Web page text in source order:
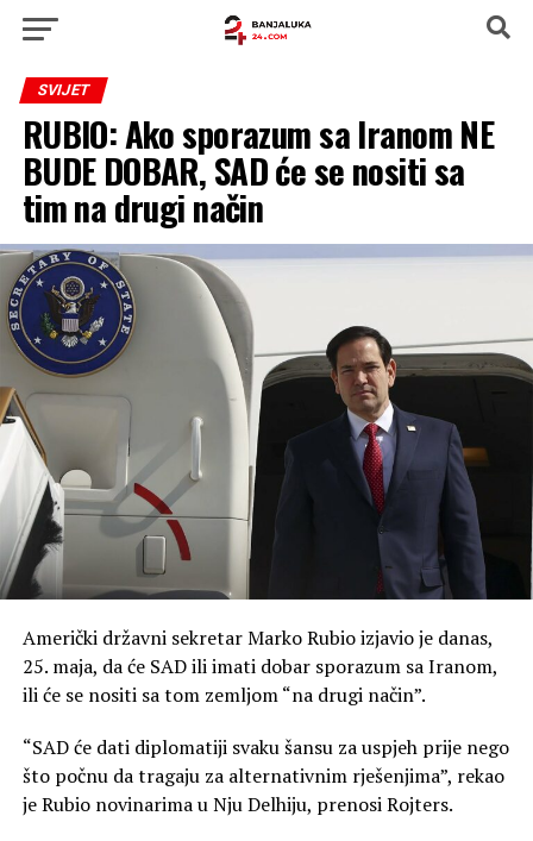
SVIJET
RUBIO: Ako sporazum sa Iranom NE
BUDE DOBAR, SAD će se nositi sa
tim na drugi način
Američki državni sekretar Marko Rubio izjavio je danas,
25. maja, da će SAD ili imati dobar sporazum sa Iranom,
ili će se nositi sa tom zemljom “na drugi način”.
“SAD će dati diplomatiji svaku šansu za uspjeh prije nego
što počnu da tragaju za alternativnim rješenjima”, rekao
je Rubio novinarima u Nju Delhiju, prenosi Rojters.